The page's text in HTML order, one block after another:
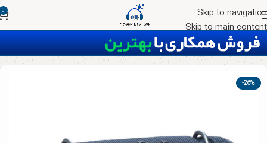
Skip to navigation
Skip to main content
0
خانه اسپیکر اسپیکر پرتابل
-26%